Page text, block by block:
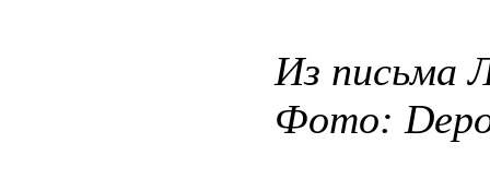
Из письма
Фото: